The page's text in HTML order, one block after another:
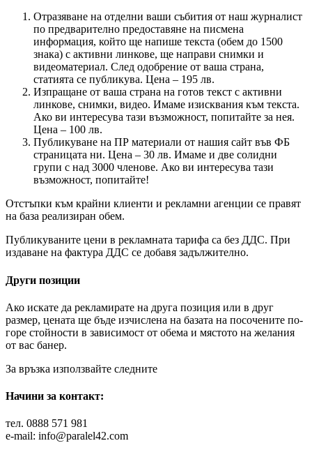
Отразяване на отделни ваши събития от наш журналист
по предварително предоставяне на писмена
информация, който ще напише текста (обем до 1500
знака) с активни линкове, ще направи снимки и
видеоматериал. След одобрение от ваша страна,
статията се публикува. Цена – 195 лв.
Изпращане от ваша страна на готов текст с активни
линкове, снимки, видео. Имаме изисквания към текста.
Ако ви интересува тази възможност, попитайте за нея.
Цена – 100 лв.
Публикуване на ПР материали от нашия сайт във ФБ
страницата ни. Цена – 30 лв. Имаме и две солидни
групи с над 3000 членове. Ако ви интересува тази
възможност, попитайте!
Отстъпки към крайни клиенти и рекламни агенции се правят
на база реализиран обем.
Публикуваните цени в рекламната тарифа са без ДДС. При
издаване на фактура ДДС се добавя задължително.
Други позиции
Ако искате да рекламирате на друга позиция или в друг
размер, цената ще бъде изчислена на базата на посочените по-
горе стойности в зависимост от обема и мястото на желания
от вас банер.
За връзка използвайте следните
Начини за контакт:
тел. 0888 571 981
e-mail: info@paralel42.com